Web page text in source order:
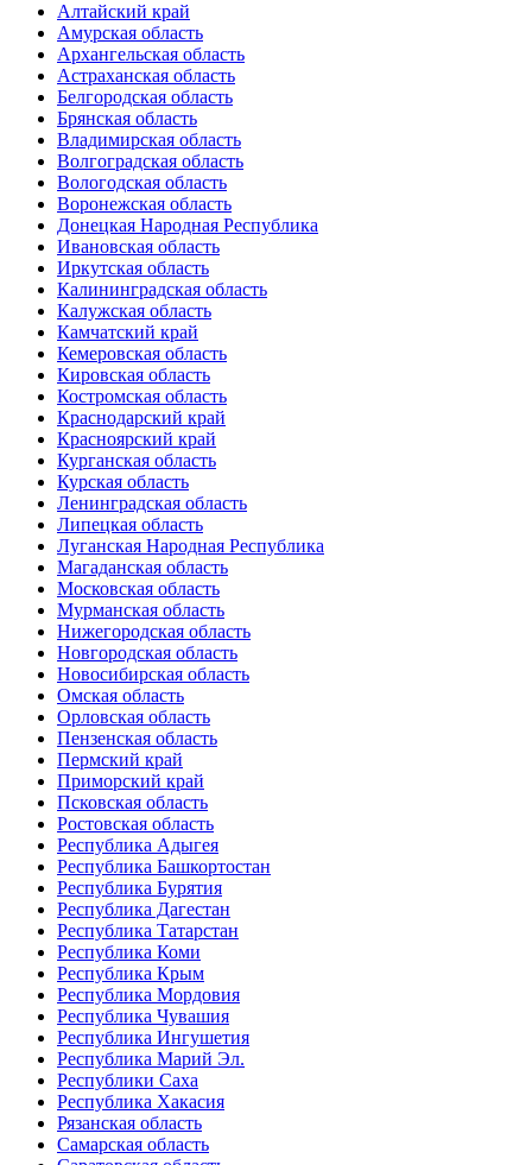
Алтайский край
Амурская область
Архангельская область
Астраханская область
Белгородская область
Брянская область
Владимирская область
Волгоградская область
Вологодская область
Воронежская область
Донецкая Народная Республика
Ивановская область
Иркутская область
Калининградская область
Калужская область
Камчатский край
Кемеровская область
Кировская область
Костромская область
Краснодарский край
Красноярский край
Курганская область
Курская область
Ленинградская область
Липецкая область
Луганская Народная Республика
Магаданская область
Московская область
Мурманская область
Нижегородская область
Новгородская область
Новосибирская область
Омская область
Орловская область
Пензенская область
Пермский край
Приморский край
Псковская область
Ростовская область
Республика Адыгея
Республика Башкортостан
Республика Бурятия
Республика Дагестан
Республика Татарстан
Республика Коми
Республика Крым
Республика Мордовия
Республика Чувашия
Республика Ингушетия
Республика Марий Эл.
Республики Саха
Республика Хакасия
Рязанская область
Самарская область